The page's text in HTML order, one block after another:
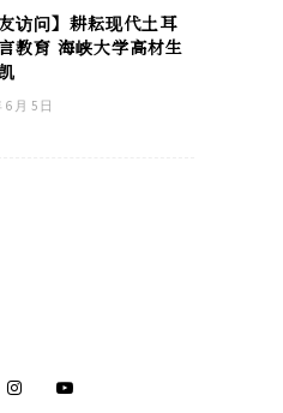
友访问】耕耘现代土耳
教育 海峡大学高材生
6 月 5 日